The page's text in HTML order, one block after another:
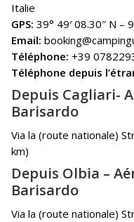
Italie
GPS: 39° 49′ 08.30″ N –
Email:
Téléphone: +39
Téléphone depuis
Depuis Cagliari-
Barisardo
Via la (route nationale)
km)
Depuis Olbia –
Barisardo
Via la (route nationale)